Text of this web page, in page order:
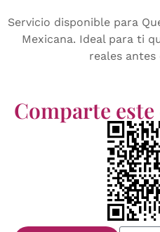
Servicio disponible para
Mexicana. Ideal para ti
reales antes
Comparte este